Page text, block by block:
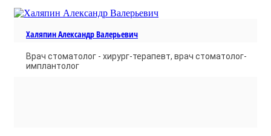
Халяпин Александр Валерьевич
Врач стоматолог - хирург-терапевт, врач стоматолог-
имплантолог